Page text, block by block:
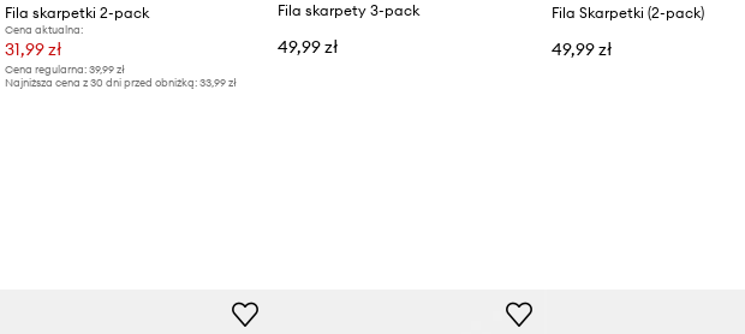
Fila skarpetki 2-pack
Cena aktualna:
31,99 zł
Cena regularna:39,99 zł
Najniższa cena z 30 dni przed obniżką:33,99 zł
Fila skarpety 3-pack
49,99 zł
Fila Skarpetki (2-pack)
49,99 zł